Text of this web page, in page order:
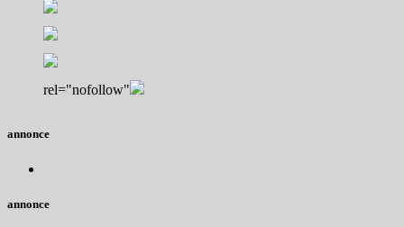
rel="nofollow"
annonce
annonce